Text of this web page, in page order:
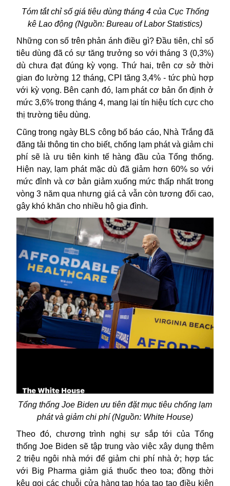
Tóm tắtchỉ số giá tiêu dùng tháng 4 của Cục Thống
kê Lao động (Nguồn: Bureau of Labor Statistics)
Những con số trên phản ánh điều gì? Đầu tiên, chỉ số
tiêu dùng đã có sự tăng trưởng so với tháng 3 (0,3%)
dù chưa đạt đúng kỳ vọng. Thứ hai, trên cơ sở thời
gian đo lường 12 tháng, CPI tăng 3,4% - tức phù hợp
với kỳ vọng. Bên cạnh đó, lạm phát cơ bản ổn định ở
mức 3,6% trong tháng 4, mang lại tín hiệu tích cực cho
thị trường tiêu dùng.
Cũng trong ngày BLS công bố báo cáo, Nhà Trắng đã
đăng tải thông tin cho biết, chống lạm phát và giảm chi
phí sẽ là ưu tiên kinh tế hàng đầu của Tổng thống.
Hiện nay, lạm phát mặc dù đã giảm hơn 60% so với
mức đỉnh và cơ bản giảm xuống mức thấp nhất trong
vòng 3 năm qua nhưng giá cả vẫn còn tương đối cao,
gây khó khăn cho nhiều hộ gia đình.
Tổng thống Joe Biden ưu tiên đặt mục tiêu chống lạm
phát và giảm chi phí (Nguồn: White House)
Theo đó, chương trình nghị sự sắp tới của Tổng
thống Joe Biden sẽ tập trung vào việc xây dụng thêm
2 triệu ngôi nhà mới để giảm chi phí nhà ở; hợp tác
với Big Pharma giảm giá thuốc theo toa; đồng thời
kêu gọi các chuỗi cửa hàng tạp hóa tạo tạo điều kiện